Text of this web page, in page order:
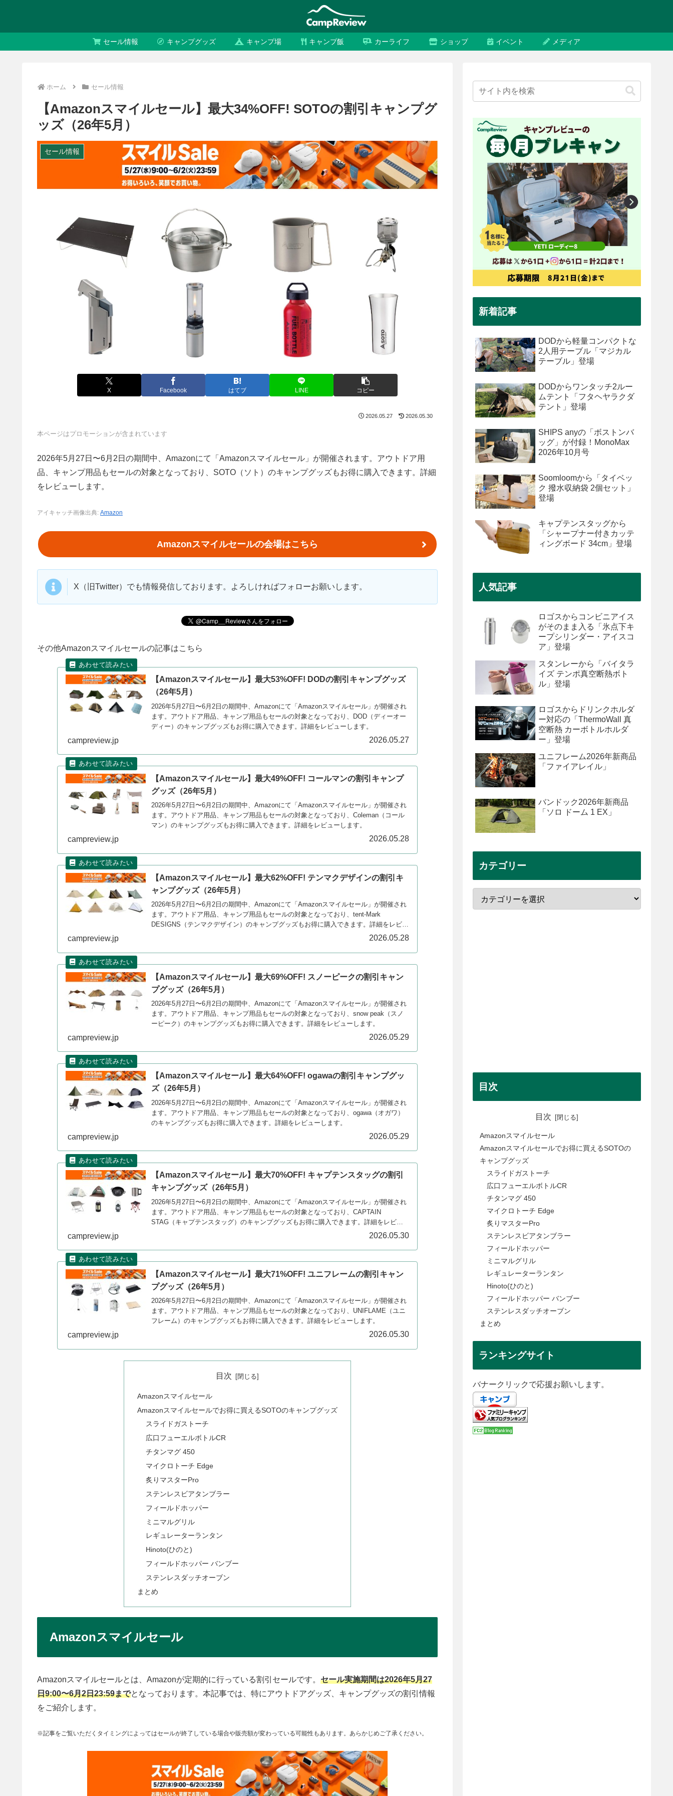
セール情報 キャンプグッズ キャンプ場 キャンプ飯 カーライフ ショップ イベント メディア
ホーム セール情報
【Amazonスマイルセール】最大34%OFF! SOTOの割引キャンプグ
ッズ（26年5月）
セール情報
X Facebook はてブ LINE コピー
2026.05.27 2026.05.30
本ページはプロモーションが含まれています
2026年5月27日〜6月2日の期間中、Amazonにて「Amazonスマイルセール」が開催されます。アウトドア用
品、キャンプ用品もセールの対象となっており、SOTO（ソト）のキャンプグッズもお得に購入できます。詳細
をレビューします。
アイキャッチ画像出典: Amazon
Amazonスマイルセールの会場はこちら
X（旧Twitter）でも情報発信しております。よろしければフォローお願いします。
その他Amazonスマイルセールの記事はこちら
【Amazonスマイルセール】最大53%OFF! DODの割引キャンプグッズ
（26年5月）
2026年5月27日〜6月2日の期間中、Amazonにて「Amazonスマイルセール」が開催され
ます。アウトドア用品、キャンプ用品もセールの対象となっており、DOD（ディーオー
ディー）のキャンプグッズもお得に購入できます。詳細をレビューします。
campreview.jp 2026.05.27
【Amazonスマイルセール】最大49%OFF! コールマンの割引キャンプ
グッズ（26年5月）
2026年5月27日〜6月2日の期間中、Amazonにて「Amazonスマイルセール」が開催され
ます。アウトドア用品、キャンプ用品もセールの対象となっており、Coleman（コール
マン）のキャンプグッズもお得に購入できます。詳細をレビューします。
campreview.jp 2026.05.28
【Amazonスマイルセール】最大62%OFF! テンマクデザインの割引キ
ャンプグッズ（26年5月）
2026年5月27日〜6月2日の期間中、Amazonにて「Amazonスマイルセール」が開催され
ます。アウトドア用品、キャンプ用品もセールの対象となっており、tent-Mark
DESIGNS（テンマクデザイン）のキャンプグッズもお得に購入できます。詳細をレビュ
campreview.jp 2026.05.28
【Amazonスマイルセール】最大69%OFF! スノーピークの割引キャン
プグッズ（26年5月）
2026年5月27日〜6月2日の期間中、Amazonにて「Amazonスマイルセール」が開催され
ます。アウトドア用品、キャンプ用品もセールの対象となっており、snow peak（スノ
ーピーク）のキャンプグッズもお得に購入できます。詳細をレビューします。
campreview.jp 2026.05.29
【Amazonスマイルセール】最大64%OFF! ogawaの割引キャンプグッ
ズ（26年5月）
2026年5月27日〜6月2日の期間中、Amazonにて「Amazonスマイルセール」が開催され
ます。アウトドア用品、キャンプ用品もセールの対象となっており、ogawa（オガワ）
のキャンプグッズもお得に購入できます。詳細をレビューします。
campreview.jp 2026.05.29
【Amazonスマイルセール】最大70%OFF! キャプテンスタッグの割引
キャンプグッズ（26年5月）
2026年5月27日〜6月2日の期間中、Amazonにて「Amazonスマイルセール」が開催され
ます。アウトドア用品、キャンプ用品もセールの対象となっており、CAPTAIN
STAG（キャプテンスタッグ）のキャンプグッズもお得に購入できます。詳細をレビュ
campreview.jp 2026.05.30
【Amazonスマイルセール】最大71%OFF! ユニフレームの割引キャン
プグッズ（26年5月）
2026年5月27日〜6月2日の期間中、Amazonにて「Amazonスマイルセール」が開催され
ます。アウトドア用品、キャンプ用品もセールの対象となっており、UNIFLAME（ユニ
フレーム）のキャンプグッズもお得に購入できます。詳細をレビューします。
campreview.jp 2026.05.30
目次
Amazonスマイルセール
Amazonスマイルセールでお得に買えるSOTOのキャンプグッズ
スライドガストーチ
広口フューエルボトルCR
チタンマグ 450
マイクロトーチ Edge
炙りマスターPro
ステンレスビアタンブラー
フィールドホッパー
ミニマルグリル
レギュレーターランタン
Hinoto(ひのと)
フィールドホッパー バンブー
ステンレスダッチオーブン
まとめ
Amazonスマイルセール
Amazonスマイルセールとは、Amazonが定期的に行っている割引セールです。 セール実施期間は2026年5月27
日9:00〜6月2日23:59までとなっております。本記事では、特にアウトドアグッズ、キャンプグッズの割引情報
をご紹介します。
※記事をご覧いただくタイミングによってはセールが終了している場合や販売額が変わっている可能性もあります。あらかじめご了承ください。
新着記事
DODから軽量コンパクトな
2人用テーブル「マジカル
テーブル」登場
DODからワンタッチ2ルー
ムテント「フタヘヤラクダ
テント」登場
SHIPS anyの「ボストンバ
ッグ」が付録！MonoMax
2026年10月号
Soomloomから「タイベッ
ク 撥水収納袋 2個セット」
登場
キャプテンスタッグから
「シャープナー付きカッテ
ィングボード 34cm」登場
人気記事
ロゴスからコンビニアイス
がそのまま入る「氷点下キ
ープシリンダー・アイスコ
ア」登場
スタンレーから「バイタラ
イズ テンポ真空断熱ボト
ル」登場
ロゴスからドリンクホルダ
ー対応の「ThermoWall 真
空断熱 カーボトルホルダ
ー」登場
ユニフレーム2026年新商品
「ファイアレイル」
バンドック2026年新商品
「ソロ ドーム 1 EX」
カテゴリー
目次
目次
Amazonスマイルセール
Amazonスマイルセールでお得に買えるSOTOの
キャンプグッズ
スライドガストーチ
広口フューエルボトルCR
チタンマグ 450
マイクロトーチ Edge
炙りマスターPro
ステンレスビアタンブラー
フィールドホッパー
ミニマルグリル
レギュレーターランタン
Hinoto(ひのと)
フィールドホッパー バンブー
ステンレスダッチオーブン
まとめ
ランキングサイト
バナークリックで応援お願いします。